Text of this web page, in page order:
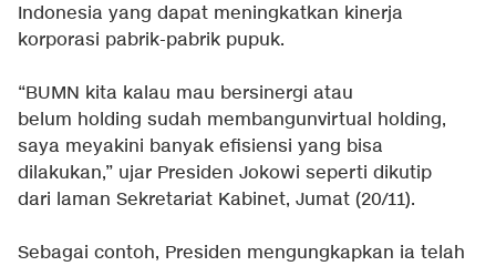
Indonesia yang dapat meningkatkan kinerja
korporasi pabrik-pabrik pupuk.
“BUMN kita kalau mau bersinergi atau
belum holding sudah membangunvirtual holding,
saya meyakini banyak efisiensi yang bisa
dilakukan,” ujar Presiden Jokowi seperti dikutip
dari laman Sekretariat Kabinet, Jumat (20/11).
Sebagai contoh, Presiden mengungkapkan ia telah